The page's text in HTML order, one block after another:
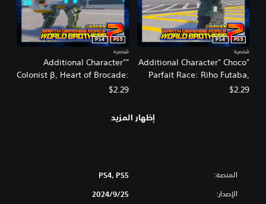
"Additional Character" Choco
Parfait Race: Riho Futaba,
Age 19 (Winter) Joins the
PS5
PS4
شخصية
$2.29
"Additional Character"
Colonist β, Heart of Brocade:
Reskin
PS5
PS4
شخصية
$2.29
إظهار المزيد
المنصة: PS4, PS5
الإصدار: 25‏/9‏/2024